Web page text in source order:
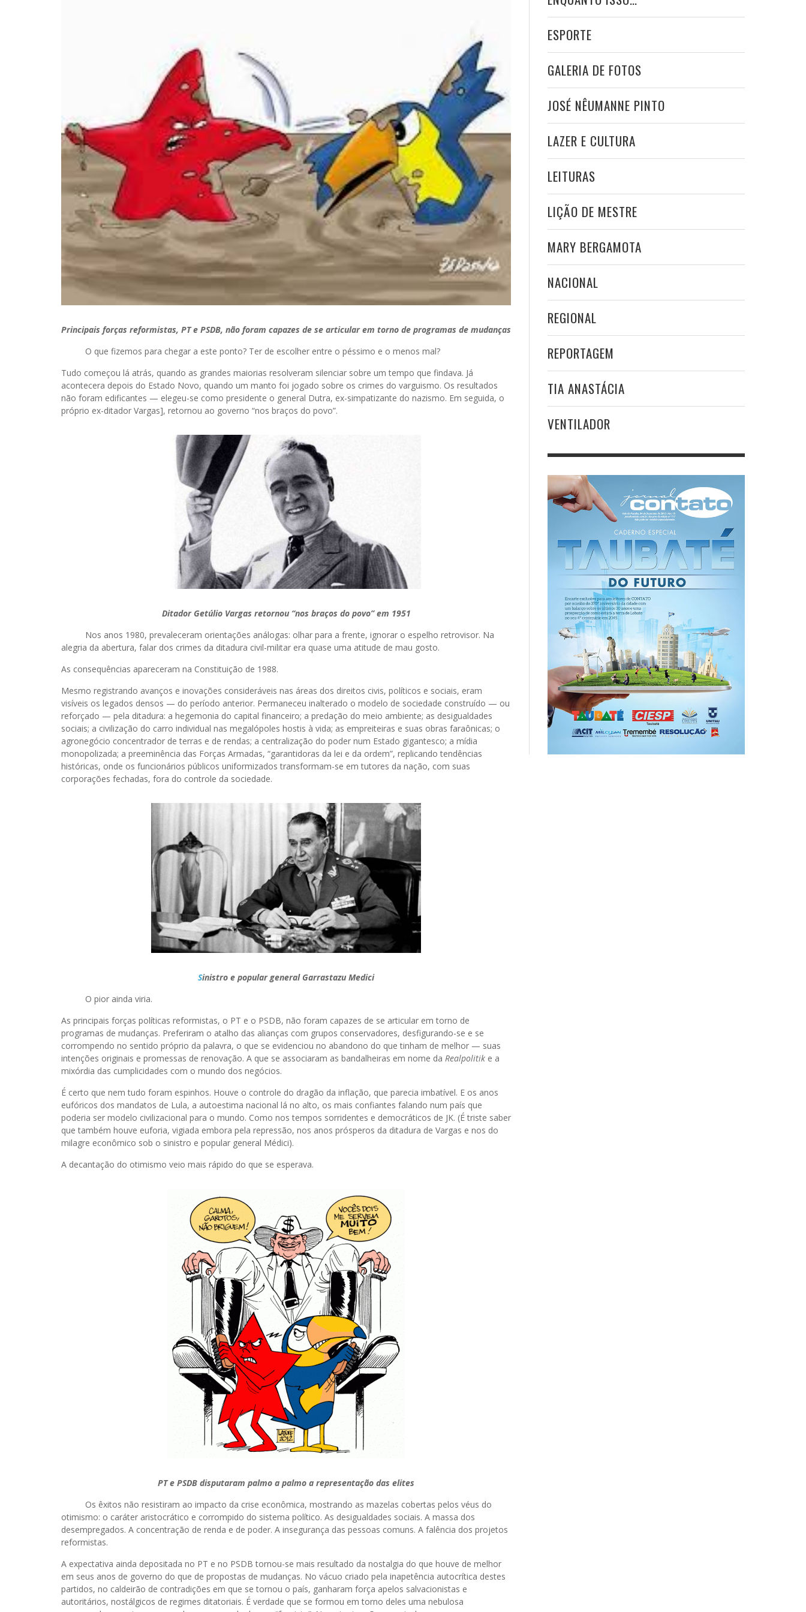
Principais forças reformistas, PT e PSDB, não foram capazes de se articular em torno de programas de mudanças
O que fizemos para chegar a este ponto? Ter de escolher entre o péssimo e o menos mal?
Tudo começou lá atrás, quando as grandes maiorias resolveram silenciar sobre um tempo que findava. Já
acontecera depois do Estado Novo, quando um manto foi jogado sobre os crimes do varguismo. Os resultados
não foram edificantes — elegeu-se como presidente o general Dutra, ex-simpatizante do nazismo. Em seguida, o
próprio ex-ditador Vargas], retornou ao governo “nos braços do povo”.
Ditador Getúlio Vargas retornou “nos braços do povo” em 1951
Nos anos 1980, prevaleceram orientações análogas: olhar para a frente, ignorar o espelho retrovisor. Na
alegria da abertura, falar dos crimes da ditadura civil-militar era quase uma atitude de mau gosto.
As consequências apareceram na Constituição de 1988.
Mesmo registrando avanços e inovações consideráveis nas áreas dos direitos civis, políticos e sociais, eram
visíveis os legados densos — do período anterior. Permaneceu inalterado o modelo de sociedade construído — ou
reforçado — pela ditadura: a hegemonia do capital financeiro; a predação do meio ambiente; as desigualdades
sociais; a civilização do carro individual nas megalópoles hostis à vida; as empreiteiras e suas obras faraônicas; o
agronegócio concentrador de terras e de rendas; a centralização do poder num Estado gigantesco; a mídia
monopolizada; a preeminência das Forças Armadas, “garantidoras da lei e da ordem”, replicando tendências
históricas, onde os funcionários públicos uniformizados transformam-se em tutores da nação, com suas
corporações fechadas, fora do controle da sociedade.
Sinistro e popular general Garrastazu Medici
O pior ainda viria.
As principais forças políticas reformistas, o PT e o PSDB, não foram capazes de se articular em torno de
programas de mudanças. Preferiram o atalho das alianças com grupos conservadores, desfigurando-se e se
corrompendo no sentido próprio da palavra, o que se evidenciou no abandono do que tinham de melhor — suas
intenções originais e promessas de renovação. A que se associaram as bandalheiras em nome da Realpolitik e a
mixórdia das cumplicidades com o mundo dos negócios.
É certo que nem tudo foram espinhos. Houve o controle do dragão da inflação, que parecia imbatível. E os anos
eufóricos dos mandatos de Lula, a autoestima nacional lá no alto, os mais confiantes falando num país que
poderia ser modelo civilizacional para o mundo. Como nos tempos sorridentes e democráticos de JK. (É triste saber
que também houve euforia, vigiada embora pela repressão, nos anos prósperos da ditadura de Vargas e nos do
milagre econômico sob o sinistro e popular general Médici).
A decantação do otimismo veio mais rápido do que se esperava.
PT e PSDB disputaram palmo a palmo a representação das elites
Os êxitos não resistiram ao impacto da crise econômica, mostrando as mazelas cobertas pelos véus do
otimismo: o caráter aristocrático e corrompido do sistema político. As desigualdades sociais. A massa dos
desempregados. A concentração de renda e de poder. A insegurança das pessoas comuns. A falência dos projetos
reformistas.
A expectativa ainda depositada no PT e no PSDB tornou-se mais resultado da nostalgia do que houve de melhor
em seus anos de governo do que de propostas de mudanças. No vácuo criado pela inapetência autocrítica destes
partidos, no caldeirão de contradições em que se tornou o país, ganharam força apelos salvacionistas e
autoritários, nostálgicos de regimes ditatoriais. É verdade que se formou em torno deles uma nebulosa
ESPORTE
GALERIA DE FOTOS
JOSÉ NÊUMANNE PINTO
LAZER E CULTURA
LEITURAS
LIÇÃO DE MESTRE
MARY BERGAMOTA
NACIONAL
REGIONAL
REPORTAGEM
TIA ANASTÁCIA
VENTILADOR